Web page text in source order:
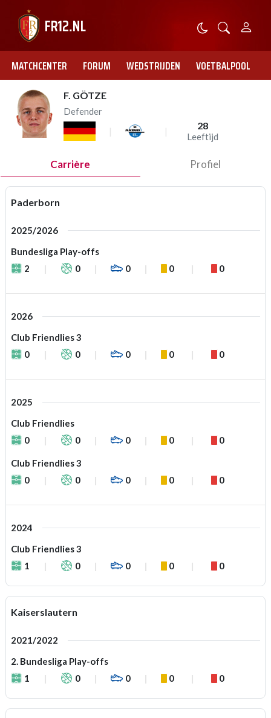
MATCHCENTER FORUM WEDSTRIJDEN VOETBALPOOL
F. GÖTZE
Defender
28
Leeftijd
Carrière Profiel
Paderborn
2025/2026
Bundesliga Play-offs
2
0 0 0 0
2026
Club Friendlies 3
0
0 0 0 0
2025
Club Friendlies
0
0 0 0 0
Club Friendlies 3
0
0 0 0 0
2024
Club Friendlies 3
1
0 0 0 0
Kaiserslautern
2021/2022
2. Bundesliga Play-offs
1
0 0 0 0